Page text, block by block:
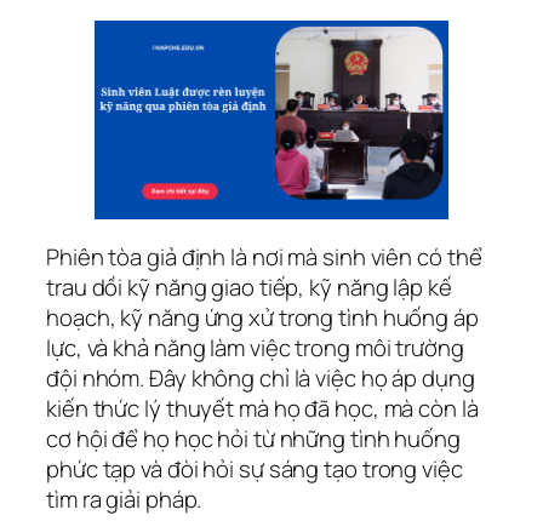
Phiên tòa giả định là nơi mà sinh viên có thể
trau dồi kỹ năng giao tiếp, kỹ năng lập kế
hoạch, kỹ năng ứng xử trong tình huống áp
lực, và khả năng làm việc trong môi trường
đội nhóm. Đây không chỉ là việc họ áp dụng
kiến thức lý thuyết mà họ đã học, mà còn là
cơ hội để họ học hỏi từ những tình huống
phức tạp và đòi hỏi sự sáng tạo trong việc
tìm ra giải pháp.